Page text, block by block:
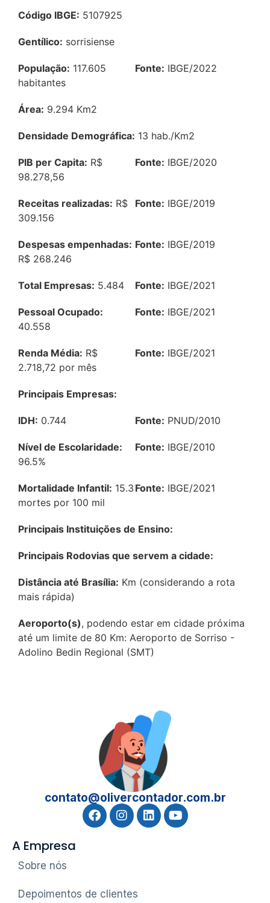
Código IBGE: 5107925
Gentílico: sorrisiense
População: 117.605
habitantes
Fonte: IBGE/2022
Área: 9.294 Km2
Densidade Demográfica: 13 hab./Km2
PIB per Capita: R$
98.278,56
Fonte: IBGE/2020
Receitas realizadas: R$
309.156
Fonte: IBGE/2019
Despesas empenhadas:
R$ 268.246
Fonte: IBGE/2019
Total Empresas: 5.484 Fonte: IBGE/2021
Pessoal Ocupado:
40.558
Fonte: IBGE/2021
Renda Média: R$
2.718,72 por mês
Fonte: IBGE/2021
Principais Empresas:
IDH: 0.744 Fonte: PNUD/2010
Nível de Escolaridade:
96.5%
Fonte: IBGE/2010
Mortalidade Infantil: 15.3
mortes por 100 mil
Fonte: IBGE/2021
Principais Instituições de Ensino:
Principais Rodovias que servem a cidade:
Distância até Brasília: Km (considerando a rota
mais rápida)
Aeroporto(s), podendo estar em cidade próxima
até um limite de 80 Km: Aeroporto de Sorriso -
Adolino Bedin Regional (SMT)
contato@olivercontador.com.br
A Empresa
Sobre nós
Depoimentos de clientes